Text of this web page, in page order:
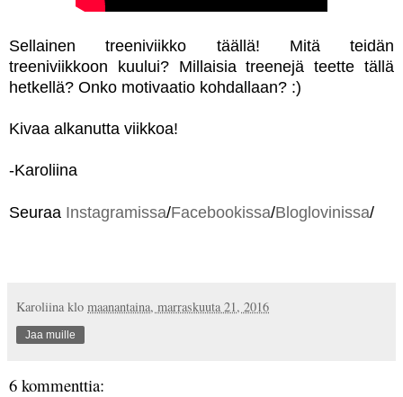
Sellainen treeniviikko täällä! Mitä teidän
treeniviikkoon kuului? Millaisia treenejä teette tällä
hetkellä? Onko motivaatio kohdallaan? :)
Kivaa alkanutta viikkoa!
-Karoliina
Seuraa Instagramissa/Facebookissa/Bloglovinissa/
Karoliina klo maanantaina, marraskuuta 21, 2016
Jaa muille
6 kommenttia: